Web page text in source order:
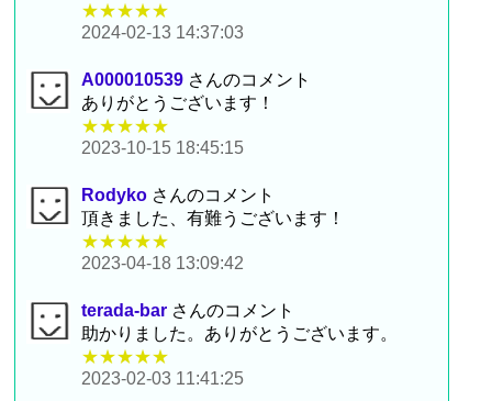
★★★★★
2024-02-13 14:37:03
A000010539 さんのコメント
ありがとうございます！
★★★★★
2023-10-15 18:45:15
Rodyko さんのコメント
頂きました、有難うございます！
★★★★★
2023-04-18 13:09:42
terada-bar さんのコメント
助かりました。ありがとうございます。
★★★★★
2023-02-03 11:41:25